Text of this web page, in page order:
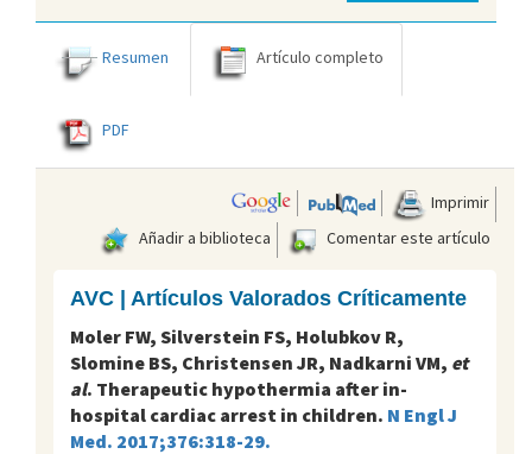
Resumen Artículo completo
PDF
Imprimir
Añadir a biblioteca
Comentar este artículo
AVC | Artículos Valorados Críticamente
Moler FW, Silverstein FS, Holubkov R,
Slomine BS, Christensen JR, Nadkarni VM, et
al. Therapeutic hypothermia after in-
hospital cardiac arrest in children. N Engl J
Med. 2017;376:318-29.